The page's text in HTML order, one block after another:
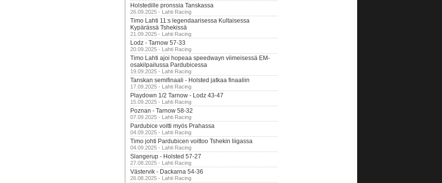
Holstedille pronssia Tanskassa
26.09.2025 - Lahti Racing
Timo Lahti 11:s legendaarisessa Kultaisessa
Kypärässä Tshekissä
21.09.2025 - Lahti Racing
Lodz - Tarnow 57-33
20.09.2025 - Lahti Racing
Timo Lahti ajoi hopeaa speedwayn viimeisessä EM-
osakilpailussa Pardubicessa
19.09.2025 - Lahti Racing
Tanskan semifinaali - Holsted jatkaa finaaliin
17.09.2025 - Lahti Racing
Playdown 1/2 Tarnow - Lodz 43-47
15.09.2025 - Lahti Racing
Poznan - Tarnow 58-32
07.09.2025 - Lahti Racing
Pardubice voitti myös Prahassa
04.09.2025 - Lahti Racing
Timo johti Pardubicen voittoo Tshekin liigassa
04.09.2025 - Lahti Racing
Slangerup - Holsted 57-27
27.08.2025 - Lahti Racing
Västervik - Dackarna 54-36
26.08.2025 - Lahti Racing